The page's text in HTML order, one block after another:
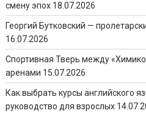
смену эпох 18.07.2026
Георгий Бутковский —
16.07.2026
Спортивная Тверь между
аренами 15.07.2026
Как выбрать курсы английского
руководство для взрослых